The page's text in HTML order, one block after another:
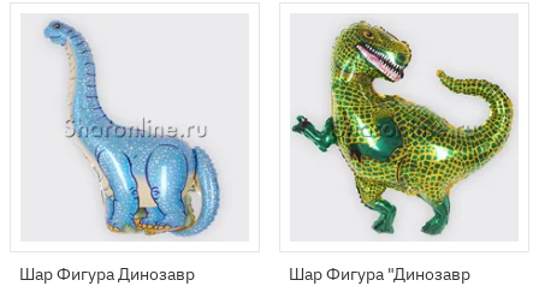
Шар Фигура Динозавр
Шар Фигура "Динозавр